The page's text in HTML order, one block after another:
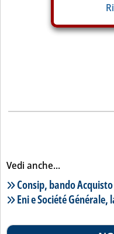
Vedi anche...
Lista notizie correlate
Consip, bando
Eni e Société Générale,